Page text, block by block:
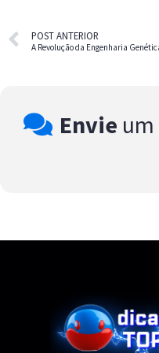
POST ANTERIOR
Envie um